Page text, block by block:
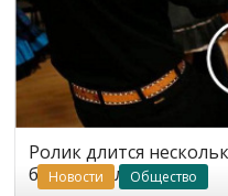
Ролик длится
будете долго
Новости Общество